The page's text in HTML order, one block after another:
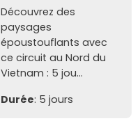
Découvrez des
paysages
époustouflants avec
ce circuit au Nord du
Vietnam : 5 jou...
Durée: 5 jours